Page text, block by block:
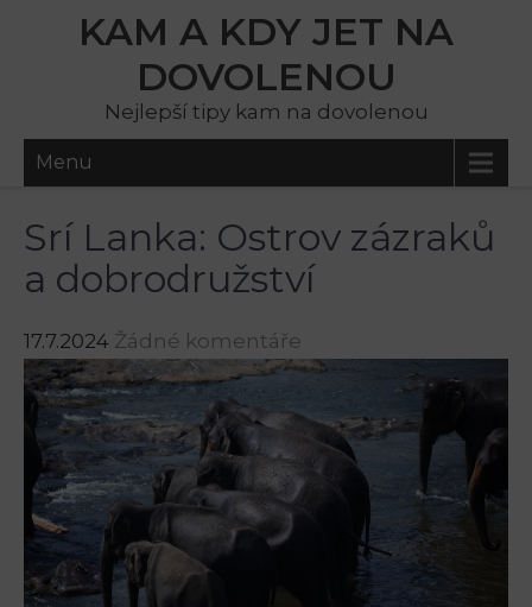
KAM A KDY JET NA
DOVOLENOU
Nejlepší tipy kam na dovolenou
Menu
Srí Lanka: Ostrov zázraků
a dobrodružství
17.7.2024 Žádné komentáře